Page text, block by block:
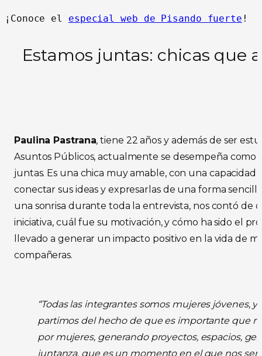
¡Conoce el especial web de Pisando fuerte !
Estamos juntas: chicas que
Paulina Pastrana, tiene 22 años y además de ser
Asuntos Públicos, actualmente se desempeña como
juntas. Es una chica muy amable, con una capacidad
conectar sus ideas y expresarlas de una forma
una sonrisa durante toda la entrevista, nos contó de
iniciativa, cuál fue su motivación, y cómo ha sido el
llevado a generar un impacto positivo en la vida de
compañeras.
“Todas las integrantes somos mujeres jóvenes, y
partimos del hecho de que es importante que
por mujeres, generando proyectos, espacios,
juntanza, que es un momento en el que nos